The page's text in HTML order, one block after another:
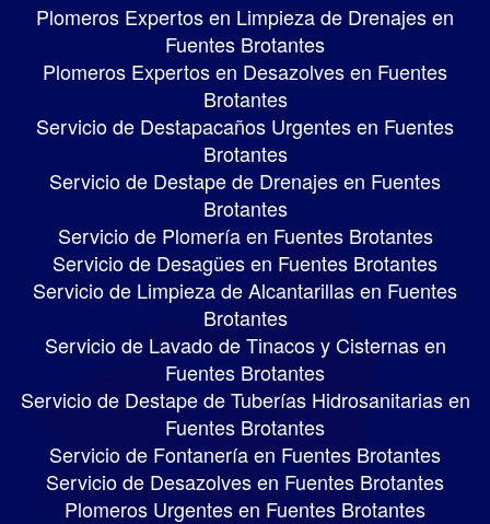
Plomeros Expertos en Limpieza de Drenajes en
Fuentes Brotantes
Plomeros Expertos en Desazolves en Fuentes
Brotantes
Servicio de Destapacaños Urgentes en Fuentes
Brotantes
Servicio de Destape de Drenajes en Fuentes
Brotantes
Servicio de Plomería en Fuentes Brotantes
Servicio de Desagües en Fuentes Brotantes
Servicio de Limpieza de Alcantarillas en Fuentes
Brotantes
Servicio de Lavado de Tinacos y Cisternas en
Fuentes Brotantes
Servicio de Destape de Tuberías Hidrosanitarias en
Fuentes Brotantes
Servicio de Fontanería en Fuentes Brotantes
Servicio de Desazolves en Fuentes Brotantes
Plomeros Urgentes en Fuentes Brotantes